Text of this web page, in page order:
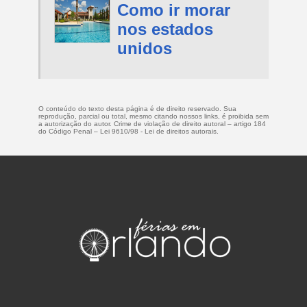
Como ir morar
nos estados
unidos
O conteúdo do texto desta página é de direito reservado. Sua
reprodução, parcial ou total, mesmo citando nossos links, é proibida sem
a autorização do autor. Crime de violação de direito autoral – artigo 184
do Código Penal – Lei 9610/98 - Lei de direitos autorais